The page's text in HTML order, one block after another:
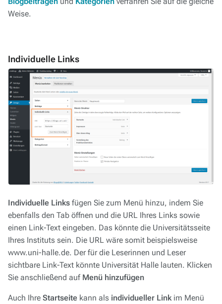
Weise.
Individuelle Links
Individuelle Links fügen Sie zum Menü hinzu, indem Sie
ebenfalls den Tab öffnen und die URL Ihres Links sowie
einen Link-Text eingeben. Das könnte die Universitätsseite
Ihres Instituts sein. Die URL wäre somit beispielsweise
www.uni-halle.de. Der für die Leserinnen und Leser
sichtbare Link-Text könnte Universität Halle lauten. Klicken
Sie anschließend auf Menü hinzufügen
Auch Ihre Startseite kann als individueller Linkim Menü